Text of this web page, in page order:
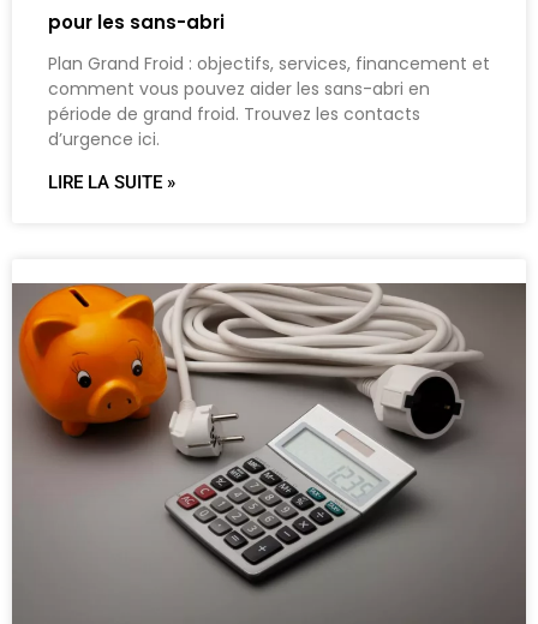
pour les sans-abri
Plan Grand Froid : objectifs, services, financement et
comment vous pouvez aider les sans-abri en
période de grand froid. Trouvez les contacts
d’urgence ici.
LIRE LA SUITE »